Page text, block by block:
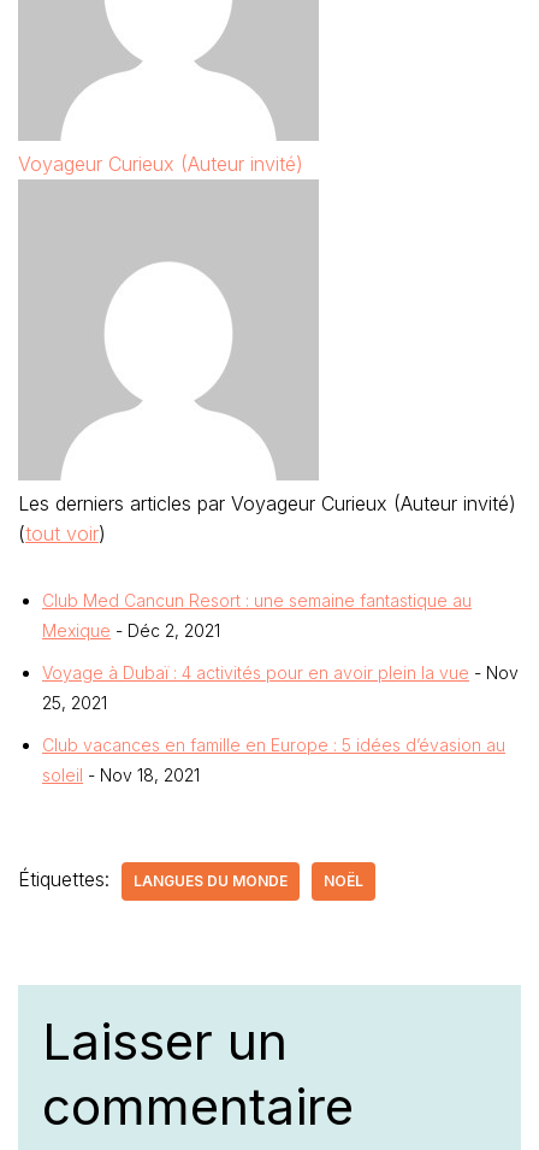
Voyageur Curieux (Auteur invité)
Les derniers articles par Voyageur Curieux (Auteur invité)
(tout voir)
Club Med Cancun Resort : une semaine fantastique au
Mexique - Déc 2, 2021
Voyage à Dubaï : 4 activités pour en avoir plein la vue - Nov
25, 2021
Club vacances en famille en Europe : 5 idées d’évasion au
soleil - Nov 18, 2021
Étiquettes: LANGUES DU MONDE NOËL
Laisser un
commentaire